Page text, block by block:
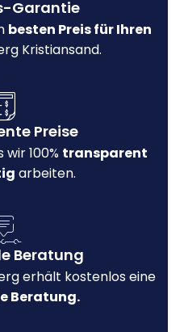
Garantie
besten Preis für Ihren
Kristiansand.
Preise
wir 100% transparent
arbeiten.
Beratung
erhält kostenlos eine
Beratung.